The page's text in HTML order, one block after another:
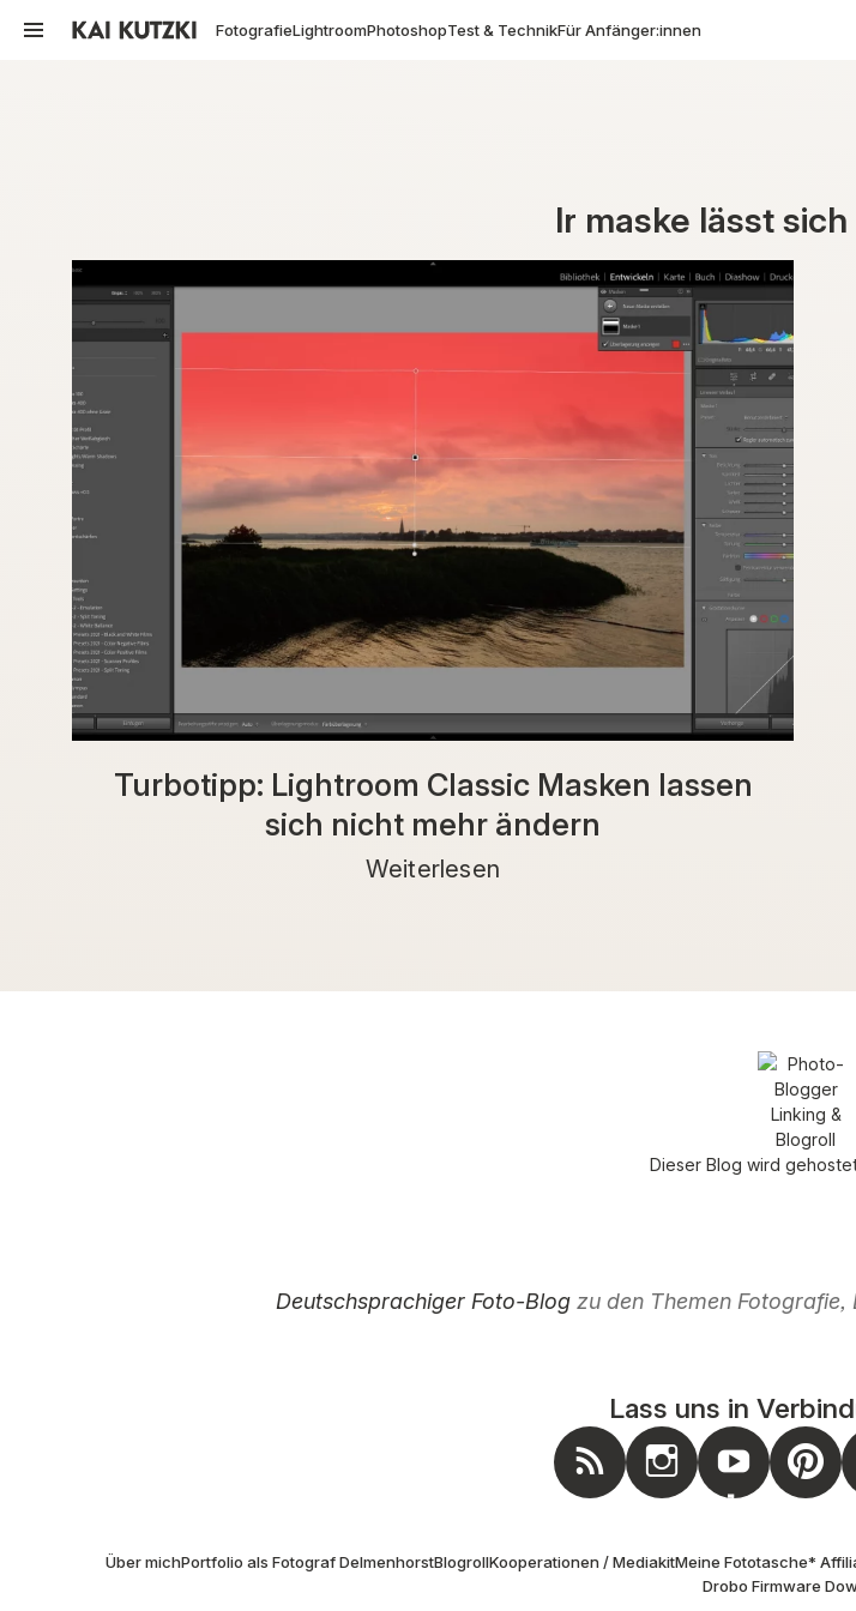
FotografieLightroomPhotoshopTest & TechnikFür Anfänger:innen
lr maske lässt
Turbotipp: Lightroom Classic Masken lassen
sich nicht mehr ändern
Weiterlesen
Dieser Blog wird
Deutschsprachiger Foto-Blogzu den Themen Fotografie,
Lass uns in
Feed
Instagram
Über michPortfolio als Fotograf DelmenhorstBlogrollKooperationen / MediakitMeine Fototasche*
Drobo Firmware